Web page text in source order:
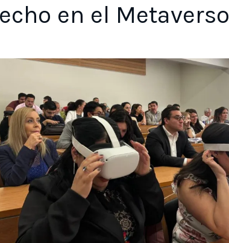
en el Metaverso